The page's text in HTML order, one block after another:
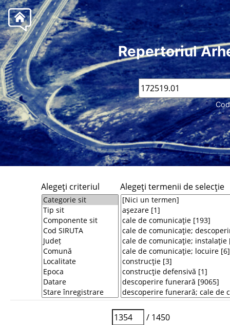
Repertoriul
Cod
Alegeţi criteriul Alegeţi termenii de selecţie
/ 1450